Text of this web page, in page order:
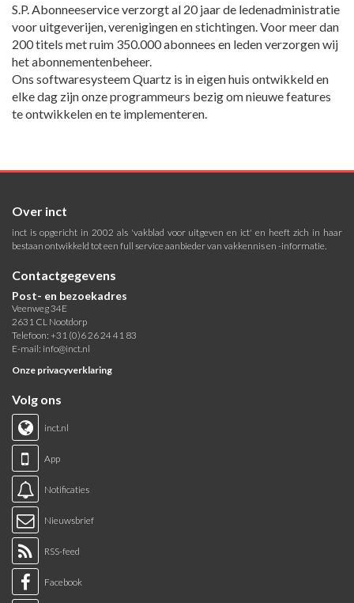
S.P. Abonneeservice verzorgt al 20 jaar de ledenadministratie
voor uitgeverijen, verenigingen en stichtingen. Voor meer dan
200 titels met ruim 350.000 abonnees en leden verzorgen wij
het abonnementenbeheer.
Ons softwaresysteem Quartz is in eigen huis ontwikkeld en
elke dag zijn onze programmeurs bezig om nieuwe features
te ontwikkelen en te implementeren.
Over inct
inct is opgericht in 2002 als 'vakblad voor uitgeven en ict' en heeft zich in haar
bestaan ontwikkeld tot een full service aanbieder van vakkennis en -informatie.
Contactgegevens
Post- en bezoekadres
Veenweg 34E
2631 CL Nootdorp
Telefoon: +31 (0)6 26 24 41 83
E-mail: info@inct.nl
Onze privacyverklaring
Volg ons
inct.nl
App
Notificaties
Nieuwsbrief
RSS-feed
Facebook